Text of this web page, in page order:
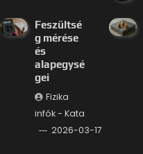
Feszültsé
g mérése
és
alapegysé
gei
Fizika
infók - Kata
2026-03-17